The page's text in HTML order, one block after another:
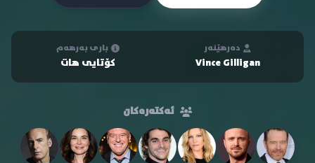
دەرهێنەر
Vince Gilligan
باری بەرهەم
کۆتایی هات
ئەکتەرەکان